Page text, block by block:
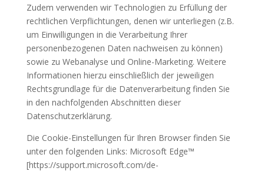
Zudem verwenden wir Technologien zu Erfüllung der
rechtlichen Verpflichtungen, denen wir unterliegen (z.B.
um Einwilligungen in die Verarbeitung Ihrer
personenbezogenen Daten nachweisen zu können)
sowie zu Webanalyse und Online-Marketing. Weitere
Informationen hierzu einschließlich der jeweiligen
Rechtsgrundlage für die Datenverarbeitung finden Sie
in den nachfolgenden Abschnitten dieser
Datenschutzerklärung.
Die Cookie-Einstellungen für Ihren Browser finden Sie
unter den folgenden Links: Microsoft Edge™
[https://support.microsoft.com/de-